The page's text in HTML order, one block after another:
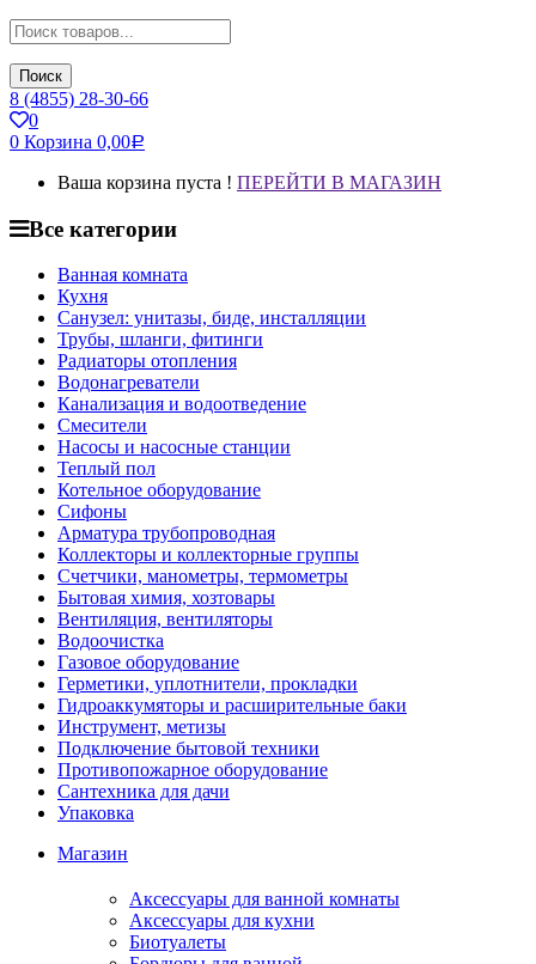
Поиск
8 (4855) 28-30-66
0
0 Корзина 0,00Р
Ваша корзина пуста ! ПЕРЕЙТИ В МАГАЗИН
Все категории
Ванная комната
Кухня
Санузел: унитазы, биде, инсталляции
Трубы, шланги, фитинги
Радиаторы отопления
Водонагреватели
Канализация и водоотведение
Смесители
Насосы и насосные станции
Теплый пол
Котельное оборудование
Сифоны
Арматура трубопроводная
Коллекторы и коллекторные группы
Счетчики, манометры, термометры
Бытовая химия, хозтовары
Вентиляция, вентиляторы
Водоочистка
Газовое оборудование
Герметики, уплотнители, прокладки
Гидроаккумяторы и расширительные баки
Инструмент, метизы
Подключение бытовой техники
Противопожарное оборудование
Сантехника для дачи
Упаковка
Магазин
Аксессуары для ванной комнаты
Аксессуары для кухни
Биотуалеты